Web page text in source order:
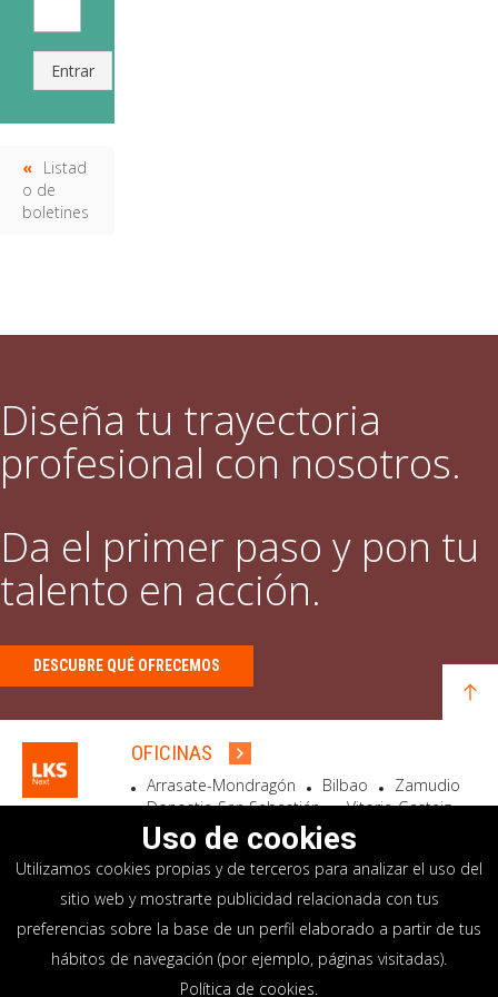
Entrar
Listad
o de
boletines
Diseña tu trayectoria
profesional con nosotros.
Da el primer paso y pon tu
talento en acción.
DESCUBRE QUÉ OFRECEMOS
OFICINAS
Arrasate-Mondragón Bilbao
Zamudio
Donostia-San Sebastián
Vitoria-Gasteiz
Madrid
El Astillero Bidart
SEDE SOCIAL
Goiru, 7 Arrasate-Mondragón
CP 20500 GIPUZKOA – SPAIN
+34 900 84 14 14
Uso de cookies
Utilizamos cookies propias y de terceros para analizar el uso del
sitio web y mostrarte publicidad relacionada con tus
preferencias sobre la base de un perfil elaborado a partir de tus
hábitos de navegación (por ejemplo, páginas visitadas).
Política de cookies.